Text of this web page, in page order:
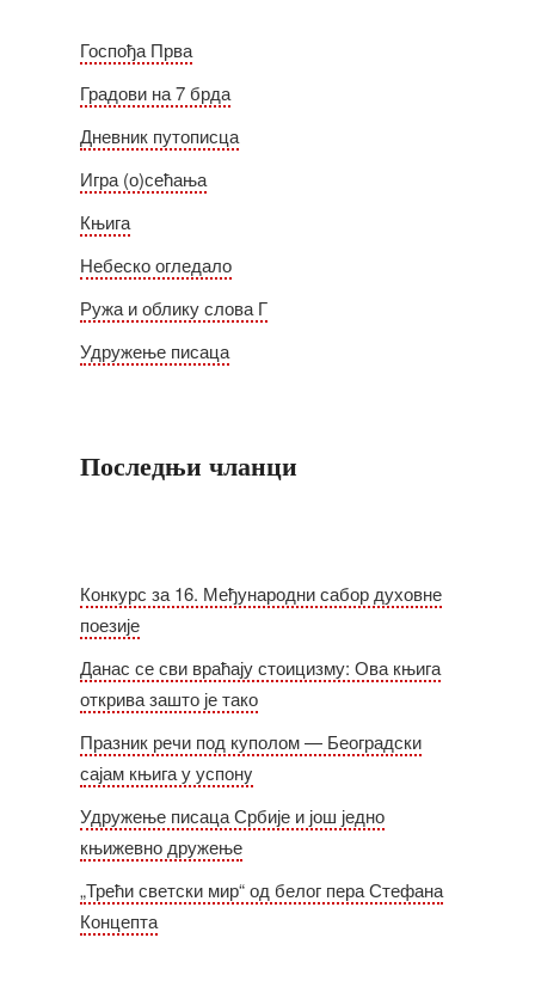
Госпођа Прва
Градови на 7 брда
Дневник путописца
Игра (о)сећања
Књига
Небеско огледало
Ружа и облику слова Г
Удружење писаца
Последњи чланци
Конкурс за 16. Међународни сабор духовне
поезије
Данас се сви враћају стоицизму: Ова књига
открива зашто је тако
Празник речи под куполом — Београдски
сајам књига у успонy
Удружење писаца Србије и још једно
књижевно дружење
„Трећи светски мир“ од белог пера Стефана
Концепта